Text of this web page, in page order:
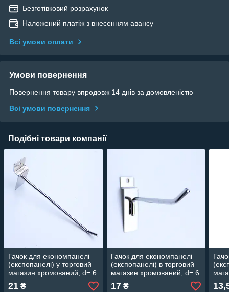
Безготівковий розрахунок
Наложений платіж з внесенням авансу
Всі умови оплати
Умови повернення
Повернення товару впродовж 14 днів за домовленістю
Всі умови повернення
Подібні товари компанії
Гачок для економпанелі
(експопанелі) у торговий
магазин хромований, d= 6
мм, 20 см
21 ₴
Гачок для економпанелі
(експопанелі) в торговий
магазин хромований, d= 6
мм, 5 см
17₴
мм,